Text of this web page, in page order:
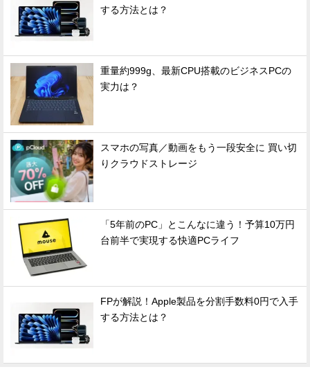
する方法とは？
重量約999g、最新CPU搭載のビジネスPCの
実力は？
スマホの写真／動画をもう一段安全に 買い切
りクラウドストレージ
「5年前のPC」とこんなに違う！予算10万円
台前半で実現する快適PCライフ
FPが解説！Apple製品を分割手数料0円で入手
する方法とは？